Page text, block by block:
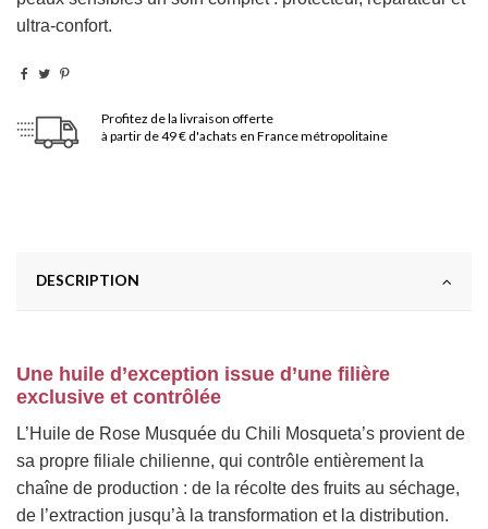
ultra-confort.
Profitez de la livraison offerte
à partir de 49 € d'achats en France métropolitaine
DESCRIPTION
Une huile d’exception issue d’une filière
exclusive et contrôlée
L’Huile de Rose Musquée du Chili Mosqueta’s provient de
sa propre filiale chilienne, qui contrôle entièrement la
chaîne de production : de la récolte des fruits au séchage,
de l’extraction jusqu’à la transformation et la distribution.